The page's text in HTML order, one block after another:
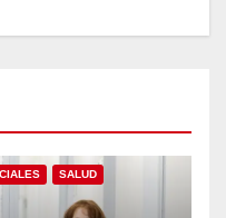
SALUD